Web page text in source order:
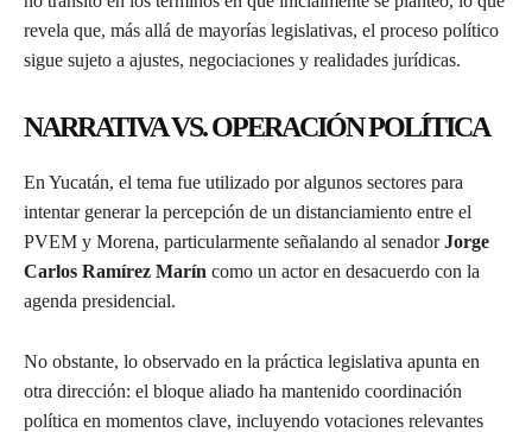
revela que, más allá de mayorías legislativas, el proceso político
sigue sujeto a ajustes, negociaciones y realidades jurídicas.
NARRATIVA VS. OPERACIÓN POLÍTICA
En Yucatán, el tema fue utilizado por algunos sectores para
intentar generar la percepción de un distanciamiento entre el
PVEM y Morena, particularmente señalando al senadorJorge
Carlos Ramírez Marín como un actor en desacuerdo con la
agenda presidencial.
No obstante, lo observado en la práctica legislativa apunta en
otra dirección: el bloque aliado ha mantenido coordinación
política en momentos clave, incluyendo votaciones relevantes